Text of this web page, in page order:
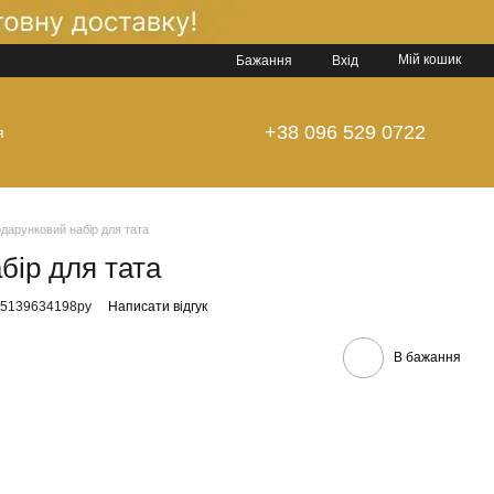
Бажання Вхід Мій кошик
+38 096 529 0722
набір для тата
для тата
Написати відгук
В бажання